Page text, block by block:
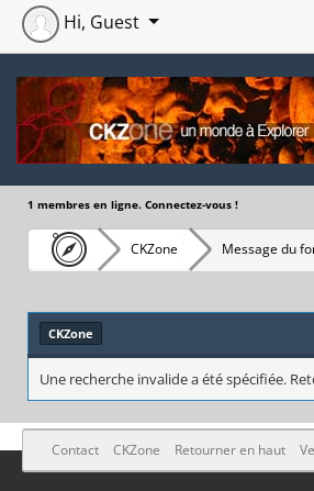
Hi, Guest
1 membres en ligne. Connectez-vous !
CKZone Message du
CKZone
Une recherche invalide a été spécifiée.
Contact CKZone Retourner en haut